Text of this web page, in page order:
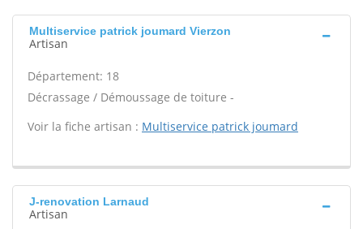
Multiservice patrick joumard Vierzon
Artisan
Département: 18
Décrassage / Démoussage de toiture -
Voir la fiche artisan : Multiservice patrick joumard
J-renovation Larnaud
Artisan